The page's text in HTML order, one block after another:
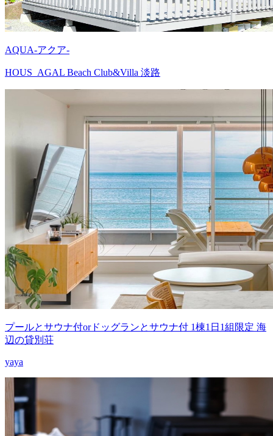
AQUA-アクア-
HOUS_AGAL Beach Club&Villa 淡路
プールとサウナ付orドッグランとサウナ付 1棟1日1組限定 海
辺の貸別荘
yaya